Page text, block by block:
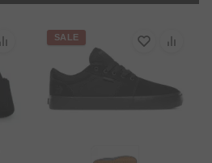
SALE